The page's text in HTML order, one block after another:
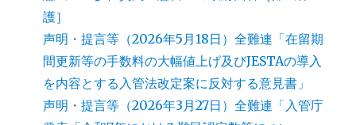
護］
声明・提言等（2026年5月18日）全難連「在留期
間更新等の手数料の大幅値上げ及びJESTAの導入
を内容とする入管法改定案に反対する意見書」
声明・提言等（2026年3月27日）全難連「入管庁